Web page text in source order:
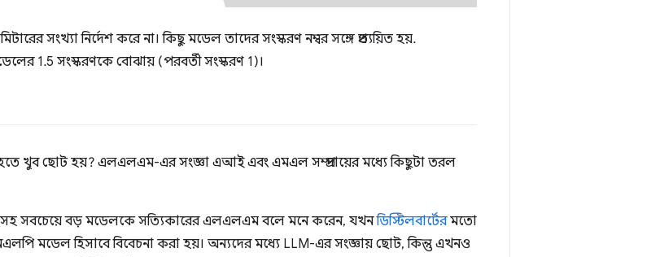
সংখ্যা নির্দেশ করে না। কিছু মডেল তাদের সংস্করণ নম্বর সঙ্গে প্রত্যয়িত হয়.
1.5 সংস্করণকে বোঝায় (পরবর্তী সংস্করণ 1)।
খুব ছোট হয়? এলএলএম-এর সংজ্ঞা এআই এবং এমএল সম্প্রদায়ের মধ্যে কিছুটা তরল
সহ সবচেয়ে বড় মডেলকে সত্যিকারের এলএলএম বলে মনে করেন, যখনডিস্টিলবার্টেরমতো
মডেল হিসাবে বিবেচনা করা হয়। অন্যদের মধ্যে LLM-এর সংজ্ঞায় ছোট, কিন্তু এখনও